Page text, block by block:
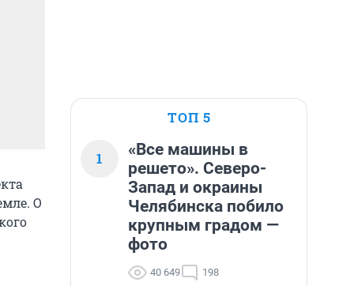
О
ТОП 5
1
«Все машины в
решето». Северо-
Запад и окраины
Челябинска побило
крупным градом —
фото
40 649 198